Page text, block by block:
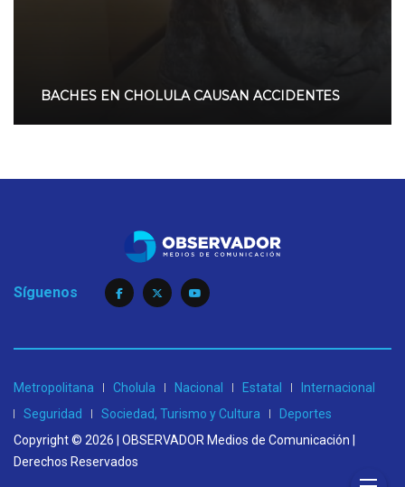
BACHES EN CHOLULA CAUSAN ACCIDENTES
Síguenos
Metropolitana Cholula Nacional Estatal
Internacional
Seguridad
Sociedad, Turismo y Cultura
Deportes
Copyright © 2026 | OBSERVADOR Medios de Comunicación |
Derechos Reservados